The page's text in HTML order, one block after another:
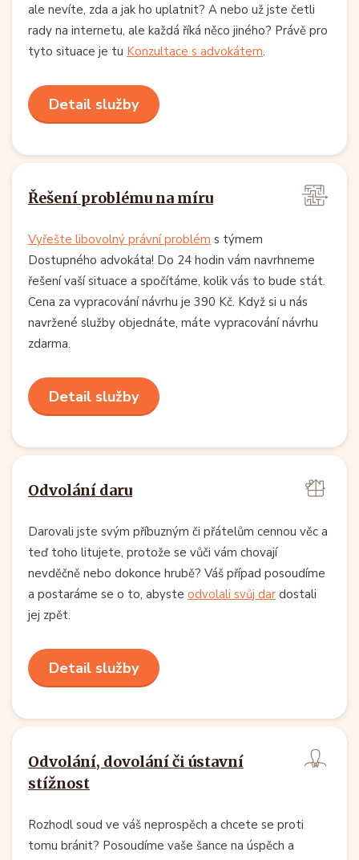
ale nevíte, zda a jak ho uplatnit? A nebo už jste četli
rady na internetu, ale každá říká něco jiného? Právě pro
tyto situace je tu Konzultace s advokátem.
Detail služby
Řešení problému na míru
Vyřešte libovolný právní problém s týmem
Dostupného advokáta! Do 24 hodin vám navrhneme
řešení vaší situace a spočítáme, kolik vás to bude stát.
Cena za vypracování návrhu je 390 Kč. Když si u nás
navržené služby objednáte, máte vypracování návrhu
zdarma.
Detail služby
Odvolání daru
Darovali jste svým příbuzným či přátelům cennou věc a
teď toho litujete, protože se vůči vám chovají
nevděčně nebo dokonce hrubě? Váš případ posoudíme
a postaráme se o to, abyste odvolali svůj dar dostali
jej zpět.
Detail služby
Odvolání, dovolání či ústavní
stížnost
Rozhodl soud ve váš neprospěch a chcete se proti
tomu bránit? Posoudíme vaše šance na úspěch a